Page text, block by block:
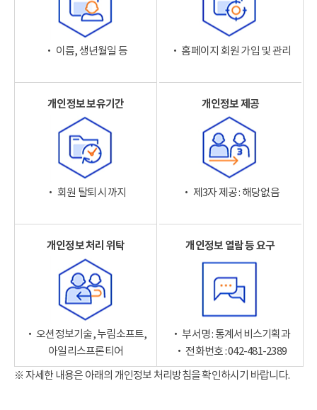
‧ 이름, 생년월일 등 ‧ 홈페이지 회원 가입 및 관리
개인정보 보유기간
‧ 회원 탈퇴 시까지
개인정보 제공
‧ 제3자 제공 : 해당없음
개인정보 처리 위탁
‧ 오션정보기술, 누림소프트,
아일리스프론티어
개인정보 열람 등 요구
‧ 부서명 : 통계서비스기획과
‧ 전화번호 : 042-481-2389
※ 자세한 내용은 아래의 개인정보 처리방침을 확인하시기 바랍니다.